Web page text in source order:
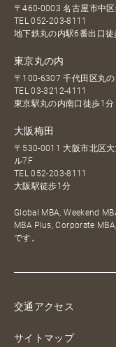
〒460-0003 名古屋市中区
TEL052-203-8111
地下鉄丸の内駅6番出口徒
東京丸の内
〒100-6307 千代田区丸
TEL03-3212-4111
東京駅丸の内南口徒歩1分
大阪梅田
〒530-0011 大阪市北区
ル7F
TEL052-203-8111
大阪駅徒歩1分
Global MBA, Weekend
MBA Plus, Corporate
です。
交通アクセス
サイトマップ